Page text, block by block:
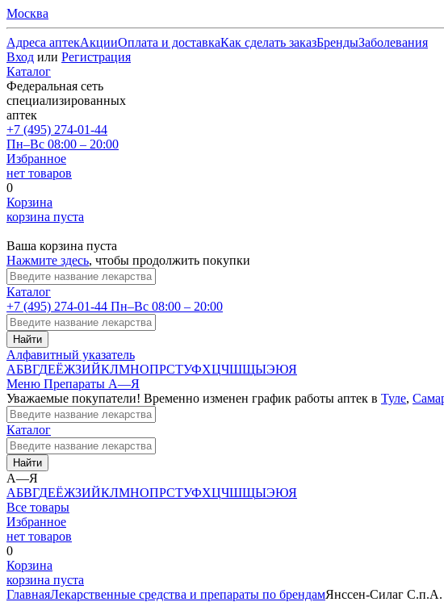
Москва
Адреса аптекАкцииОплата и доставкаКак сделать заказБрендыЗаболевания
Вход или Регистрация
Каталог
Федеральная сеть
специализированных
аптек
+7 (495) 274-01-44
Пн–Вс 08:00 – 20:00
Избранное
нет товаров
0
Корзина
корзина пуста
Ваша корзина пуста
Нажмите здесь, чтобы продолжить покупки
Каталог
+7 (495) 274-01-44 Пн–Вс 08:00 – 20:00
Найти
Алфавитный указатель
АБВГДЕЁЖЗИЙКЛМНОПРСТУФХЦЧШЩЫЭЮЯ
Меню Препараты А—Я
Уважаемые покупатели! Временно изменен график работы аптек в Туле,
Каталог
Найти
А—Я
АБВГДЕЁЖЗИЙКЛМНОПРСТУФХЦЧШЩЫЭЮЯ
Все товары
Избранное
нет товаров
0
Корзина
корзина пуста
ГлавнаяЛекарственные средства и препараты по брендамЯнссен-Силаг С.п.А.